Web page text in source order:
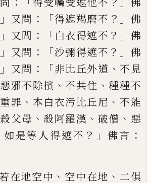
又問 ：「得遮羯磨不 ？」 佛
又問 ：「白衣得遮不 ？」 佛
又問 ：「沙彌得遮不 ？」 佛
又問 ：「非比丘外道 、不見
惡邪不除擯 、不共住 、種種不
罪 、 本白衣污比丘尼 、 不能
殺父母 、 殺阿羅漢 、 破僧 、 惡
如是等人得遮不 ？」 佛言 ：
在地空中 、 空中在地 、 二俱